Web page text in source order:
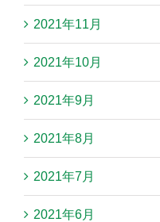
2021年11月
2021年10月
2021年9月
2021年8月
2021年7月
2021年6月